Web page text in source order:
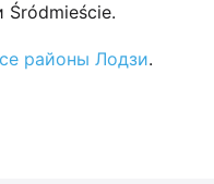
Śródmieście.
районы Лодзи.